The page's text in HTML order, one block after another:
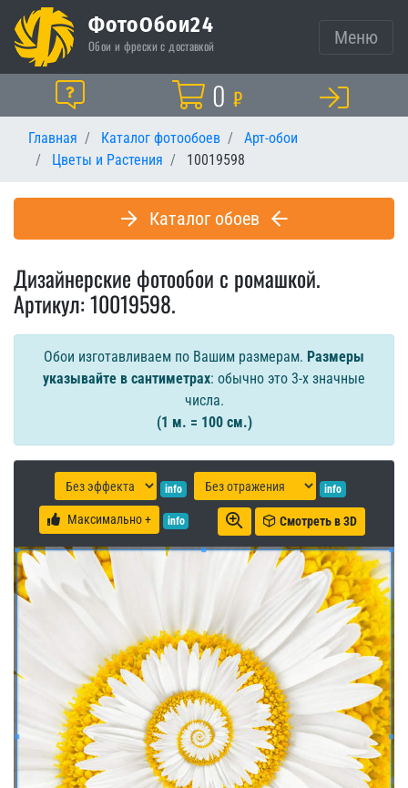
ФотоОбои24
Обои и фрески с доставкой Меню
Помощь Корзина
0 ₽
Главная Каталог фотообоев
Арт-обои
Цветы и Растения
10019598
Каталог обоев
Дизайнерские фотообои с ромашкой.
Артикул: 10019598.
Обои изготавливаем по Вашим размерам. Размеры
указывайте в сантиметрах: обычно это 3-х значные
числа.
(1 м. = 100 см.)
info info
Максимально + info Смотреть в 3D